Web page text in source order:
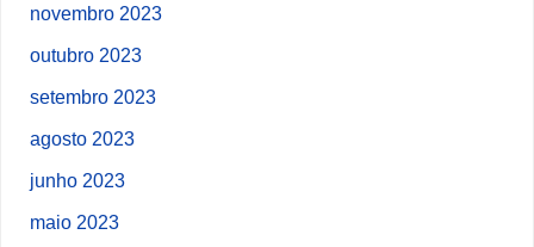
novembro 2023
outubro 2023
setembro 2023
agosto 2023
junho 2023
maio 2023